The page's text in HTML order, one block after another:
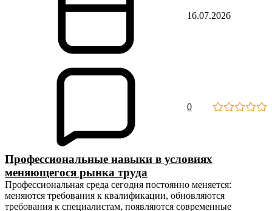
16.07.2026
0
Профессиональные навыки в условиях
меняющегося рынка труда
Профессиональная среда сегодня постоянно меняется:
меняются требования к квалификации, обновляются
требования к специалистам, появляются современные